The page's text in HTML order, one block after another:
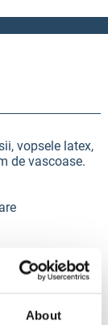
About
vopsele latex,
de vascoase.